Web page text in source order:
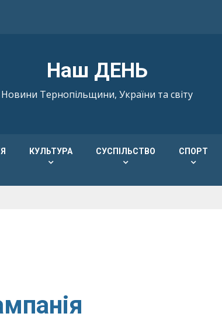
Наш ДЕНЬ
Новини Тернопільщини, України та світу
КУЛЬТУРА СУСПІЛЬСТВО СПОРТ